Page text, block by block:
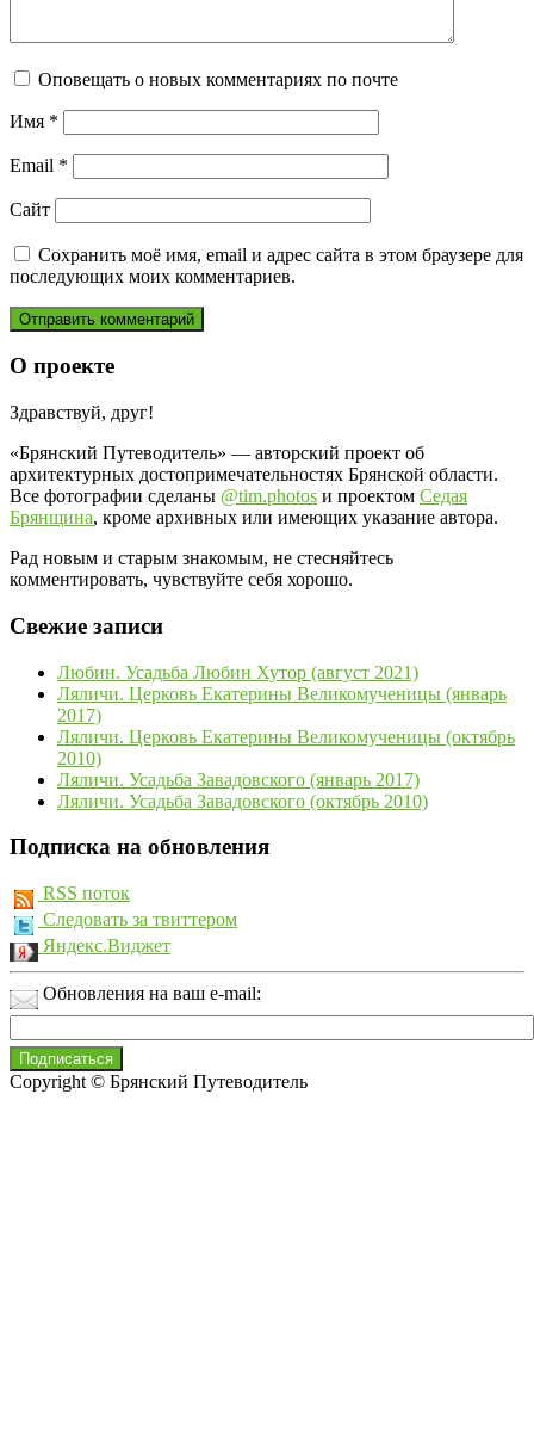
Оповещать о новых комментариях по почте
Имя *
Email *
Сайт
Сохранить моё имя, email и адрес сайта в этом браузере для
последующих моих комментариев.
О проекте
Здравствуй, друг!
«Брянский Путеводитель» — авторский проект об
архитектурных достопримечательностях Брянской области.
Все фотографии сделаны @tim.photos и проектом Седая
Брянщина, кроме архивных или имеющих указание автора.
Рад новым и старым знакомым, не стесняйтесь
комментировать, чувствуйте себя хорошо.
Свежие записи
Любин. Усадьба Любин Хутор (август 2021)
Ляличи. Церковь Екатерины Великомученицы (январь
2017)
Ляличи. Церковь Екатерины Великомученицы (октябрь
2010)
Ляличи. Усадьба Завадовского (январь 2017)
Ляличи. Усадьба Завадовского (октябрь 2010)
Подписка на обновления
RSS поток
Следовать за твиттером
Яндекс.Виджет
Обновления на ваш e-mail:
Copyright © Брянский Путеводитель